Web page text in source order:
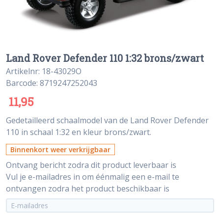
Land Rover Defender 110 1:32 brons/zwart
Artikelnr: 18-43029O
Barcode: 8719247252043
11,95
Gedetailleerd schaalmodel van de Land Rover Defender
110 in schaal 1:32 en kleur brons/zwart.
Binnenkort weer verkrijgbaar
Ontvang bericht zodra dit product leverbaar is
Vul je e-mailadres in om éénmalig een e-mail te
ontvangen zodra het product beschikbaar is